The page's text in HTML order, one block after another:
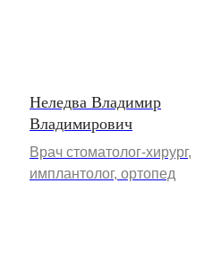
Неледва Владимир
Владимирович
Врач стоматолог-хирург,
имплантолог, ортопед